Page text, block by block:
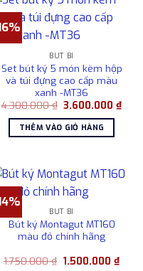
₫.
BÚT BI
Set bút ký 5 món kèm hộp
và túi đựng cao cấp màu
xanh -MT36
4.300.000₫ Giá
là:
4.300.000 ₫.
3.600.000₫Giá
hiện
THÊM VÀO GIỎ HÀNG
BÚT BI
Bút ký Montagut MT160
màu đỏ chính hãng
1.750.000₫ Giá
1.500.000₫Giá